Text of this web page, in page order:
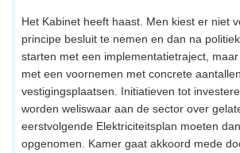
Het Kabinet heeft haast. Men kiest er niet
principe besluit te nemen en dan na
starten met een implementatietraject,
met een voornemen met concrete
vestigingsplaatsen. Initiatieven tot
worden weliswaar aan de sector over
eerstvolgende Elektriciteitsplan moeten
opgenomen. Kamer gaat akkoord mede